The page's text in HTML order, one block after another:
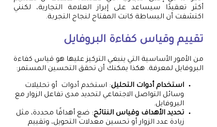
أكثر تعقيدًا سيساعد على إبراز العلامة التجارية، لكنني
اكتشفت أن البساطة كانت المفتاح لنجاح التجربة.
تقييم وقياس كفاءة البروفايل
من الأمور الأساسية التي ينبغي التركيز عليها هو قياس كفاءة
البروفايل لمعرفة. هكذا يمكنك أن تحقق التحسين المستمر:
استخدام أدوات التحليل: استخدم أدوات أو تحليلات
وسائل التواصل الاجتماعي لتحديد مدى تفاعل الزوار مع
البروفايل.
تحديد الأهداف وقياس النتائج: ضع أهدافًا محددة، مثل
زيادة عدد الزوار أو تحسين معدلات التحويل، وتقييم